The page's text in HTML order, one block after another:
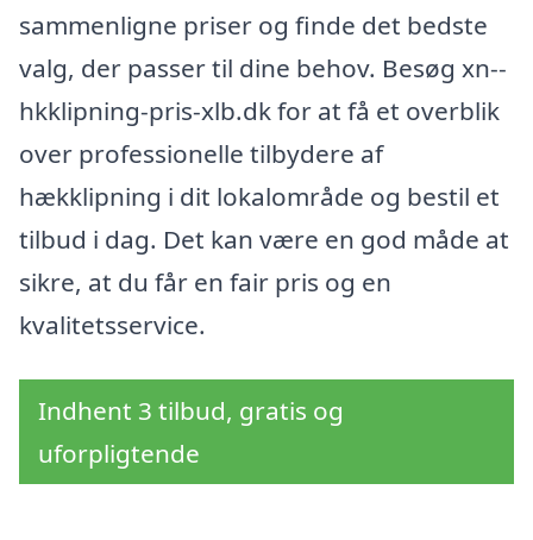
sammenligne priser og finde det bedste
valg, der passer til dine behov. Besøg xn--
hkklipning-pris-xlb.dk for at få et overblik
over professionelle tilbydere af
hækklipning i dit lokalområde og bestil et
tilbud i dag. Det kan være en god måde at
sikre, at du får en fair pris og en
kvalitetsservice.
Indhent 3 tilbud, gratis og
uforpligtende